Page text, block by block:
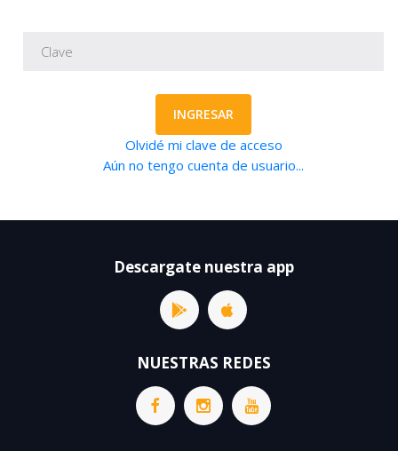
INGRESAR
Olvidé mi clave de acceso
Aún no tengo cuenta de usuario...
Descargate nuestra app
NUESTRAS REDES